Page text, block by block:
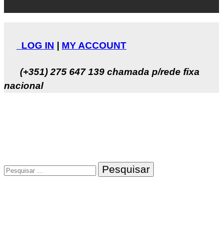
LOG IN MY ACCOUNT
(+351) 275 647 139 chamada p/rede fixa
nacional
Pesquisar
por: